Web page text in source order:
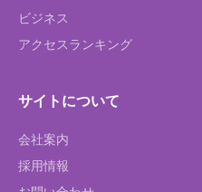
ビジネス
アクセスランキング
サイトについて
会社案内
採用情報